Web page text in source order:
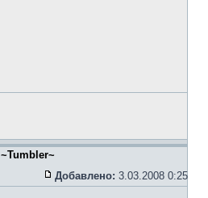
~Tumbler~
Добавлено: 3.03.2008 0:25